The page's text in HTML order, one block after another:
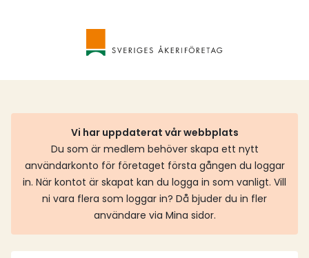
Vi har uppdaterat vår webbplats
Du som är medlem behöver skapa ett nytt
användarkonto för företaget första gången du loggar
in. När kontot är skapat kan du logga in som vanligt. Vill
ni vara flera som loggar in? Då bjuder du in fler
användare via Mina sidor.